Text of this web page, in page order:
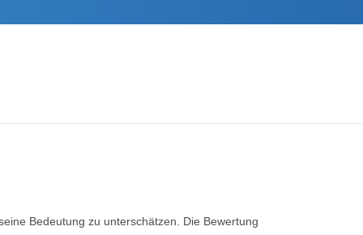
Bedeutung zu unterschätzen. Die Bewertung